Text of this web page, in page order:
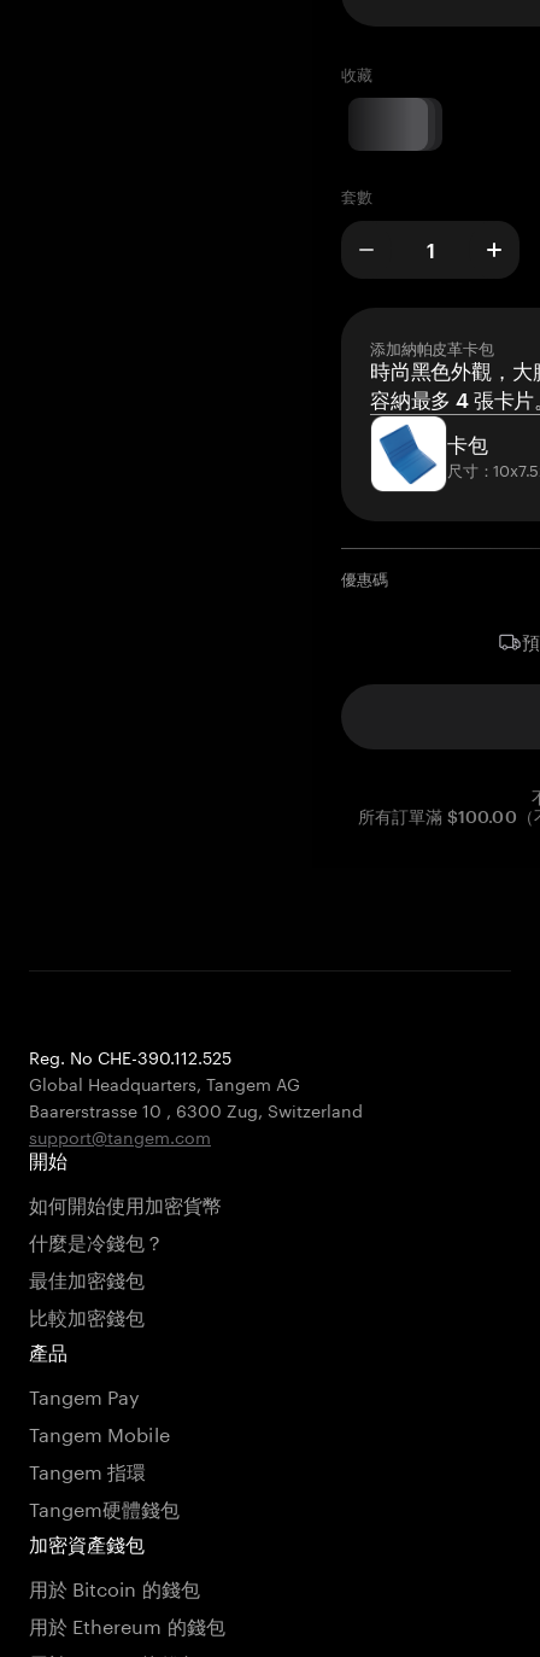
收藏
套數
添加納帕皮革卡包
時尚黑色外觀，大
容納最多 4 張卡片
卡包
尺寸：
優惠碼
所有訂單滿 $100.00（
Reg. No CHE-390.112.525
Global Headquarters, Tangem AG
Baarerstrasse 10 , 6300 Zug, Switzerland
support@tangem.com
開始
如何開始使用加密貨幣
什麼是冷錢包？
最佳加密錢包
比較加密錢包
產品
Tangem Pay
Tangem Mobile
Tangem 指環
Tangem硬體錢包
加密資產錢包
用於 Bitcoin 的錢包
用於 Ethereum 的錢包